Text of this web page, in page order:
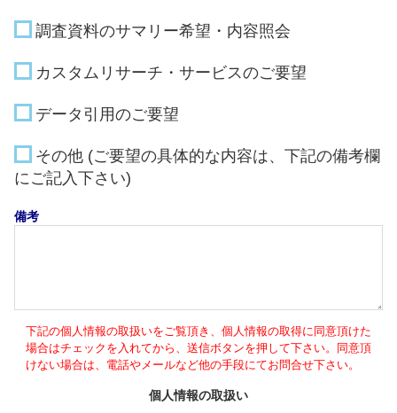
調査資料のサマリー希望・内容照会
カスタムリサーチ・サービスのご要望
データ引用のご要望
その他 (ご要望の具体的な内容は、下記の備考欄
にご記入下さい)
備考
下記の個人情報の取扱いをご覧頂き、個人情報の取得に同意頂けた
場合はチェックを入れてから、送信ボタンを押して下さい。同意頂
けない場合は、電話やメールなど他の手段にてお問合せ下さい。
個人情報の取扱い